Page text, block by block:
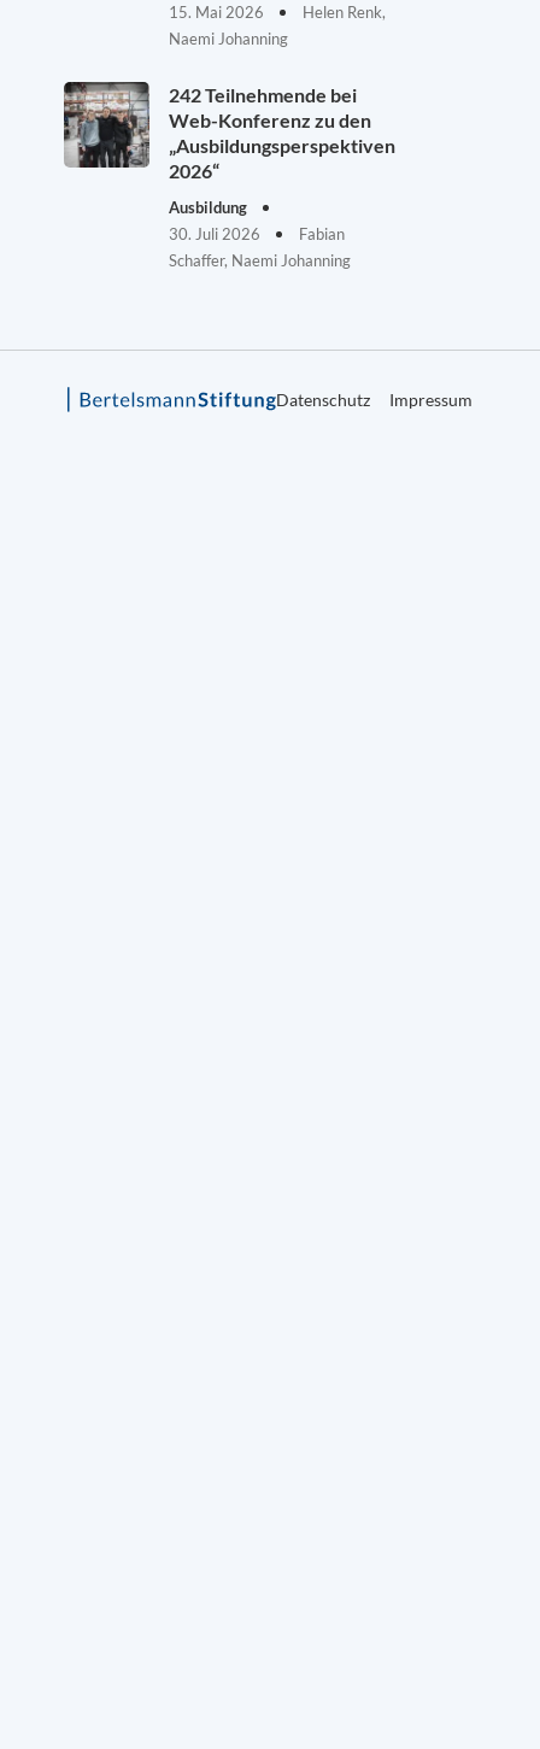
15. Mai 2026
Helen Renk,
Naemi Johanning
242 Teilnehmende bei
Web-Konferenz zu den
„Ausbildungsperspektiven
2026“
Ausbildung
30. Juli 2026
Fabian
Schaffer, Naemi Johanning
Datenschutz Impressum